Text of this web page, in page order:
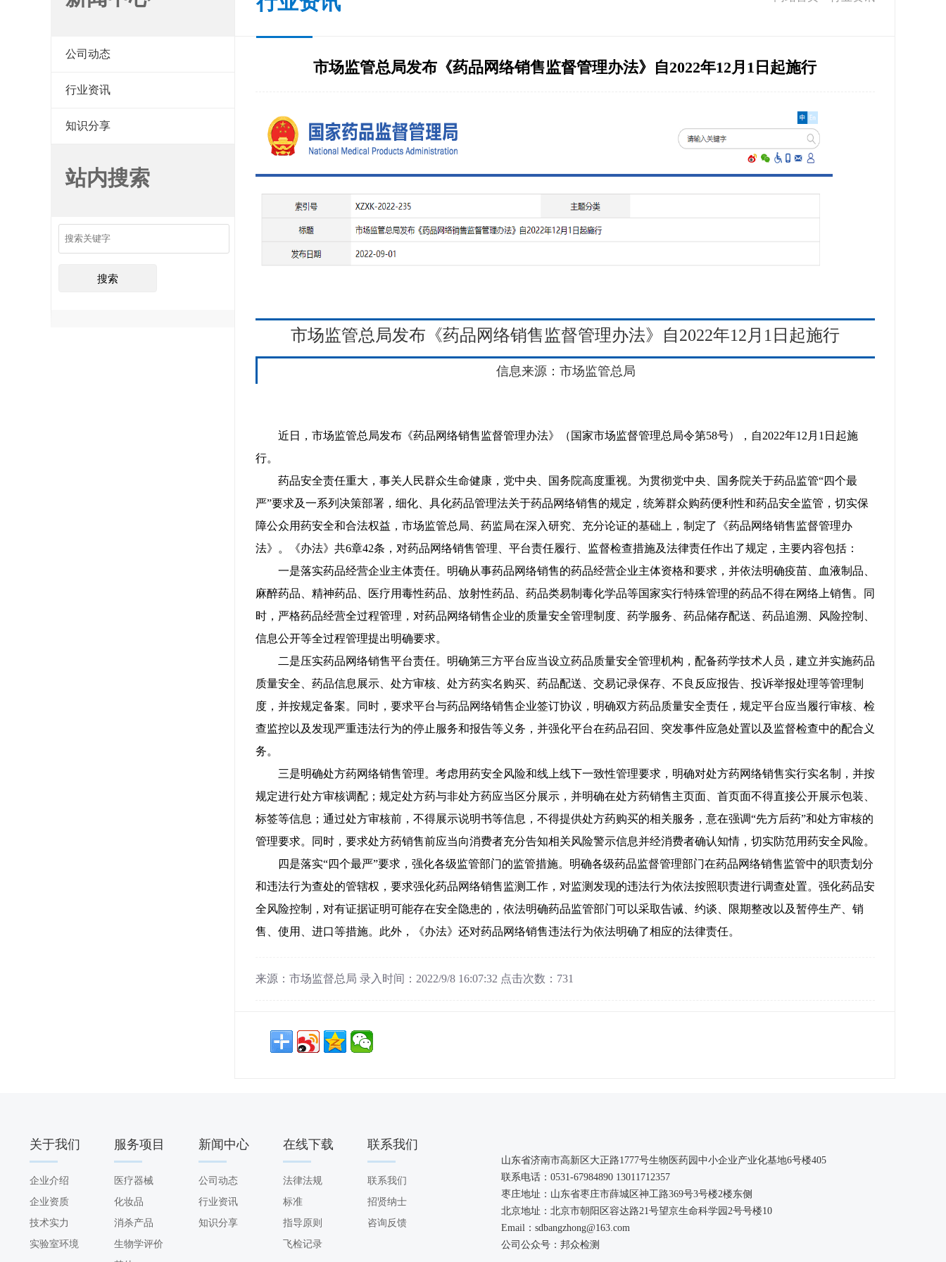
公司动态
行业资讯
知识分享
站内搜索
市场监管总局发布《药品网络销售监督管理办法》自2022年12月1日起施行
市场监管总局发布《药品网络销售监督管理办法》自2022年12月1日起施行
信息来源：市场监管总局
近日，市场监管总局发布《药品网络销售监督管理办法》（国家市场监督管理总局令第58号），自2022年12月1日起施
行。
药品安全责任重大，事关人民群众生命健康，党中央、国务院高度重视。为贯彻党中央、国务院关于药品监管“四个最
严”要求及一系列决策部署，细化、具化药品管理法关于药品网络销售的规定，统筹群众购药便利性和药品安全监管，切实保
障公众用药安全和合法权益，市场监管总局、药监局在深入研究、充分论证的基础上，制定了《药品网络销售监督管理办
法》。《办法》共6章42条，对药品网络销售管理、平台责任履行、监督检查措施及法律责任作出了规定，主要内容包括：
一是落实药品经营企业主体责任。明确从事药品网络销售的药品经营企业主体资格和要求，并依法明确疫苗、血液制品、
麻醉药品、精神药品、医疗用毒性药品、放射性药品、药品类易制毒化学品等国家实行特殊管理的药品不得在网络上销售。同
时，严格药品经营全过程管理，对药品网络销售企业的质量安全管理制度、药学服务、药品储存配送、药品追溯、风险控制、
信息公开等全过程管理提出明确要求。
二是压实药品网络销售平台责任。明确第三方平台应当设立药品质量安全管理机构，配备药学技术人员，建立并实施药品
质量安全、药品信息展示、处方审核、处方药实名购买、药品配送、交易记录保存、不良反应报告、投诉举报处理等管理制
度，并按规定备案。同时，要求平台与药品网络销售企业签订协议，明确双方药品质量安全责任，规定平台应当履行审核、检
查监控以及发现严重违法行为的停止服务和报告等义务，并强化平台在药品召回、突发事件应急处置以及监督检查中的配合义
务。
三是明确处方药网络销售管理。考虑用药安全风险和线上线下一致性管理要求，明确对处方药网络销售实行实名制，并按
规定进行处方审核调配；规定处方药与非处方药应当区分展示，并明确在处方药销售主页面、首页面不得直接公开展示包装、
标签等信息；通过处方审核前，不得展示说明书等信息，不得提供处方药购买的相关服务，意在强调“先方后药”和处方审核的
管理要求。同时，要求处方药销售前应当向消费者充分告知相关风险警示信息并经消费者确认知情，切实防范用药安全风险。
四是落实“四个最严”要求，强化各级监管部门的监管措施。明确各级药品监督管理部门在药品网络销售监管中的职责划分
和违法行为查处的管辖权，要求强化药品网络销售监测工作，对监测发现的违法行为依法按照职责进行调查处置。强化药品安
全风险控制，对有证据证明可能存在安全隐患的，依法明确药品监管部门可以采取告诫、约谈、限期整改以及暂停生产、销
售、使用、进口等措施。此外，《办法》还对药品网络销售违法行为依法明确了相应的法律责任。
来源：市场监督总局 录入时间：2022/9/8 16:07:32 点击次数：731
关于我们
ABOUT US
企业介绍
企业资质
技术实力
实验室环境
服务项目
SERVICE
医疗器械
化妆品
消杀产品
生物学评价
新闻中心
NEWS
公司动态
行业资讯
知识分享
在线下载
DOWNLOAD
法律法规
标准
指导原则
飞检记录
联系我们
CONTACT US
联系我们
招贤纳士
咨询反馈
山东省济南市高新区大正路1777号生物医药园中小企业产业化基地6号楼405
联系电话： 0531-67984890 13011712357
枣庄地址：山东省枣庄市薛城区神工路369号3号楼2楼东侧
北京地址：北京市朝阳区容达路21号望京生命科学园2号号楼10
Email ：sdbangzhong@163.com
公司公众号 ：邦众检测